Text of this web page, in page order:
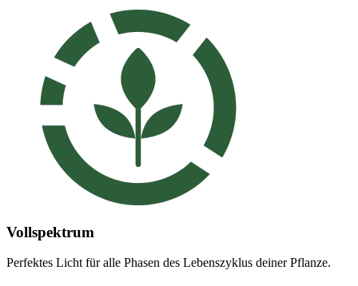
Vollspektrum
Perfektes Licht für alle Phasen des Lebenszyklus deiner Pflanze.